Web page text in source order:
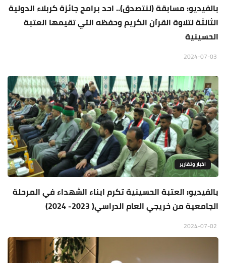
بالفيديو: مسابقة (لنتصدق).. احد برامج جائزة كربلاء الدولية
الثالثة لتلاوة القرآن الكريم وحفظه التي تقيمها العتبة
الحسينية
اخبار وتقارير
بالفيديو: العتبة الحسينية تكرم ابناء الشهداء في المرحلة
الجامعية من خريجي العام الدراسي( 2023- 2024)